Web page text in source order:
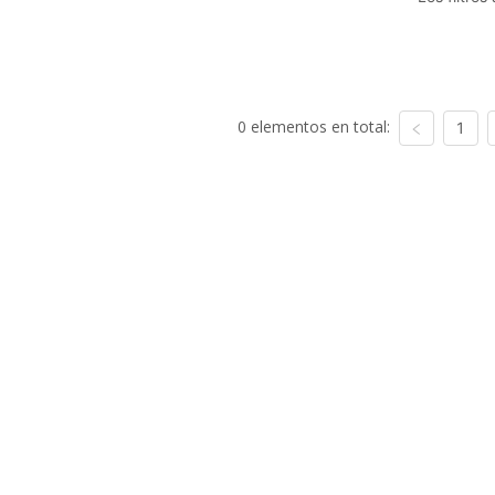
0 elementos en total: 1